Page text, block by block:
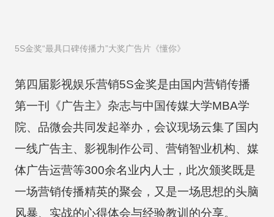
5S金奖“最具口碑传播力”大奖广告片《懂你》
第四届影视娱乐营销5S金奖是由国内营销传播
第一刊《广告主》杂志与中国传媒大学MBA学
院、品微会共同发起举办，会议现场云集了国内
一线广告主、影视制作公司、营销智业机构、媒
体广告运营等300余名业内人士，此次颁奖既是
一场营销传播精英的聚会，又是一场思想的头脑
风暴、实战的心得体会与经验教训的分享。